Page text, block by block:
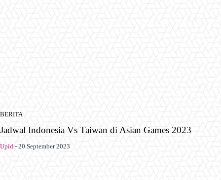
BERITA
Jadwal Indonesia Vs Taiwan di Asian Games 2023
Upid - 20 September 2023